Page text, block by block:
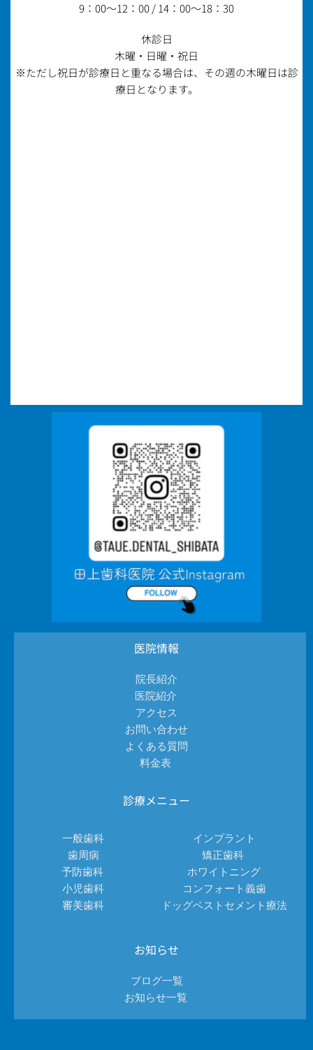
9：00～12：00 / 14：00～18：30
休診日
木曜・日曜・祝日
※ただし祝日が診療日と重なる場合は、 その週の木曜日は診
療日となります。
医院情報
院長紹介
医院紹介
アクセス
お問い合わせ
よくある質問
料金表
診療メニュー
一般歯科
歯周病
予防歯科
小児歯科
審美歯科
インプラント
矯正歯科
ホワイトニング
コンフォート義歯
ドッグベストセメント療法
お知らせ
ブログ一覧
お知らせ一覧